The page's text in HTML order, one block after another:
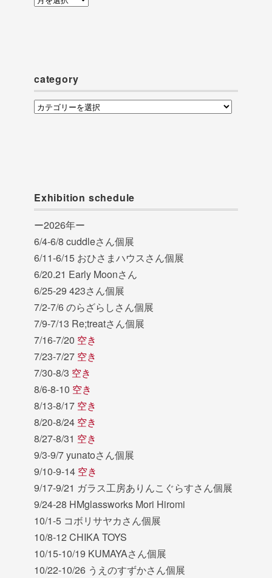
category
category
Exhibition schedule
ー2026年ー
6/4-6/8 cuddleさん個展
6/11-6/15 おひさまハウスさん個展
6/20.21 Early Moonさん
6/25-29 423さん個展
7/2-7/6 のらざらしさん個展
7/9-7/13 Re;treatさん個展
7/16-7/20 空き
7/23-7/27 空き
7/30-8/3 空き
8/6-8-10 空き
8/13-8/17 空き
8/20-8/24 空き
8/27-8/31 空き
9/3-9/7 yunatoさん個展
9/10-9-14 空き
9/17-9/21 ガラス工房ありんこぐらすさん個展
9/24-28 HMglassworks Mori Hiromi
10/1-5 コボリサヤカさん個展
10/8-12 CHIKA TOYS
10/15-10/19 KUMAYAさん個展
10/22-10/26 うえのすずかさん個展